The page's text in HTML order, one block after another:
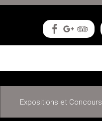
Expositions et Concours